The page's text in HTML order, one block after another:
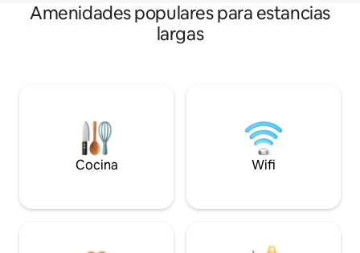
Amenidades populares para estancias
largas
Cocina Wifi